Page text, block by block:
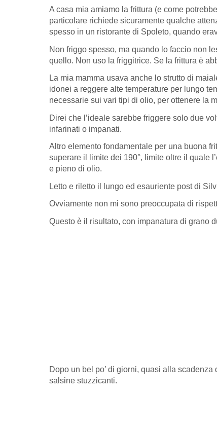
A casa mia amiamo la frittura (e come
particolare richiede sicuramente qualche
spesso in un ristorante di Spoleto, quando
Non friggo spesso, ma quando lo faccio non
quello. Non uso la friggitrice. Se la frittura è
La mia mamma usava anche lo strutto di
idonei a reggere alte temperature per lungo
necessarie sui vari tipi di olio, per ottenere la
Direi che l’ideale sarebbe friggere solo due
infarinati o impanati.
Altro elemento fondamentale per una buona
superare il limite dei 190°, limite oltre il quale
e pieno di olio.
Letto e riletto il lungo ed esauriente post di
Ovviamente non mi sono preoccupata di
Questo è il risultato, con impanatura di grano
Dopo un bel po’ di giorni, quasi alla
salsine stuzzicanti.